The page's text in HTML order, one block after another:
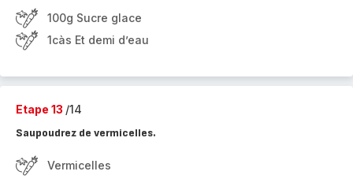
100g Sucre glace
1càs Et demi d’eau
Etape 13 /14
Saupoudrez de vermicelles.
Vermicelles